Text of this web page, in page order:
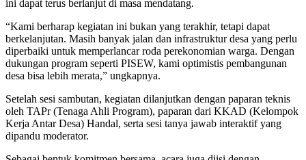
ini dapat terus berlanjut di masa mendatang.
“Kami berharap kegiatan ini bukan yang terakhir, tetapi dapat
berkelanjutan. Masih banyak jalan dan infrastruktur desa yang perlu
diperbaiki untuk memperlancar roda perekonomian warga. Dengan
dukungan program seperti PISEW, kami optimistis pembangunan
desa bisa lebih merata,” ungkapnya.
Setelah sesi sambutan, kegiatan dilanjutkan dengan paparan teknis
oleh TAPr (Tenaga Ahli Program), paparan dari KKAD (Kelompok
Kerja Antar Desa) Handal, serta sesi tanya jawab interaktif yang
dipandu moderator.